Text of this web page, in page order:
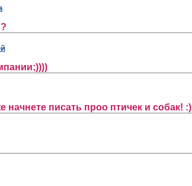
начнете писать проо птичек и собак!